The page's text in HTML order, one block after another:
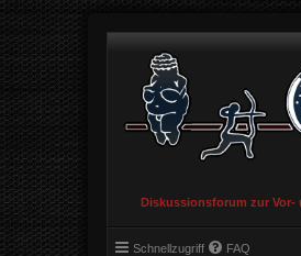
Diskussionsforum zur Vor-
Schnellzugriff FAQ